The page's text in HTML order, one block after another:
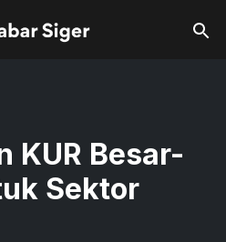
KUR Besar-
Sektor